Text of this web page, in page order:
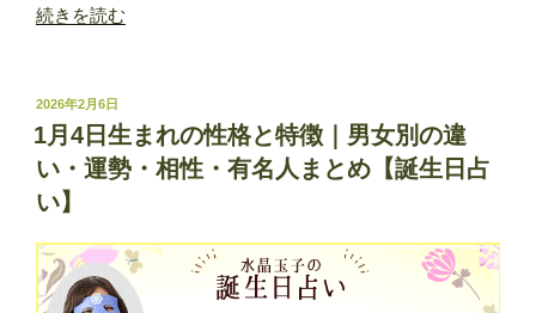
“2026
立
春
は
つ？
由
来
は？
続きを読む
投
稿
日:
2026年2月6日
1月4日生まれの性格と特徴｜男女別の違
い・運勢・相性・有名人まとめ【誕生日占
い】